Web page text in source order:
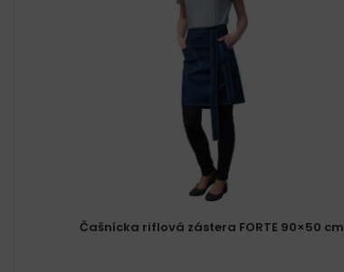
Čašnícka riflová zástera FORTE 90×50 cm